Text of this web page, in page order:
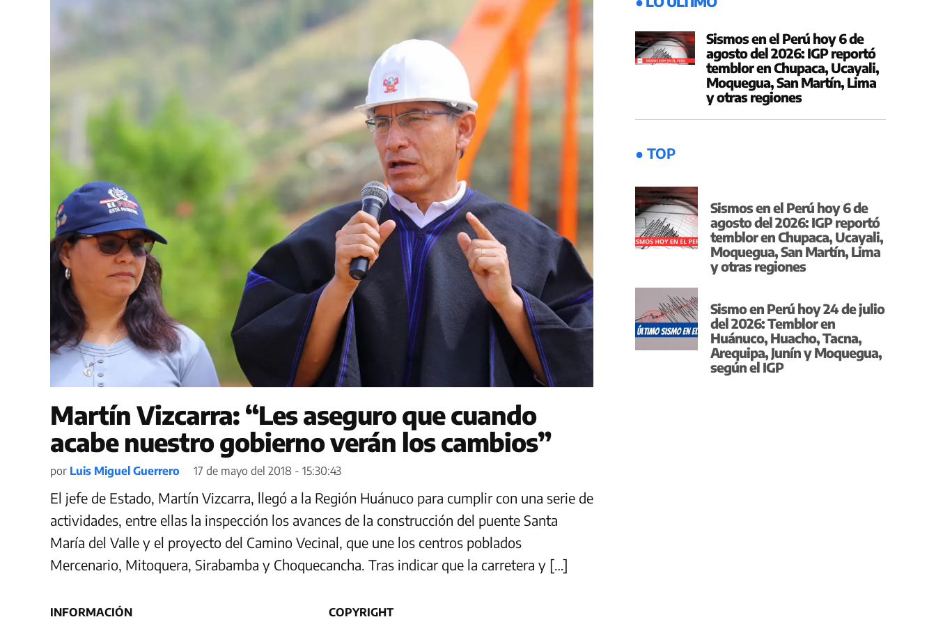
Martín Vizcarra: “Les aseguro que cuando
acabe nuestro gobierno verán los cambios”
por Luis Miguel Guerrero 17 de mayo del 2018 - 15:30:43
El jefe de Estado, Martín Vizcarra, llegó a la Región Huánuco para cumplir con una serie de
actividades, entre ellas la inspección los avances de la construcción del puente Santa
María del Valle y el proyecto del Camino Vecinal, que une los centros poblados
Mercenario, Mitoquera, Sirabamba y Choquecancha. Tras indicar que la carretera y […]
Sismos en el Perú hoy 6 de
agosto del 2026: IGP reportó
temblor en Chupaca, Ucayali,
Moquegua, San Martín, Lima
y otras regiones
● TOP
Sismos en el Perú hoy 6 de
agosto del 2026: IGP reportó
temblor en Chupaca, Ucayali,
Moquegua, San Martín, Lima
y otras regiones
Sismo en Perú hoy 24 de julio
del 2026: Temblor en
Huánuco, Huacho, Tacna,
Arequipa, Junín y Moquegua,
según el IGP
INFORMACIÓN COPYRIGHT